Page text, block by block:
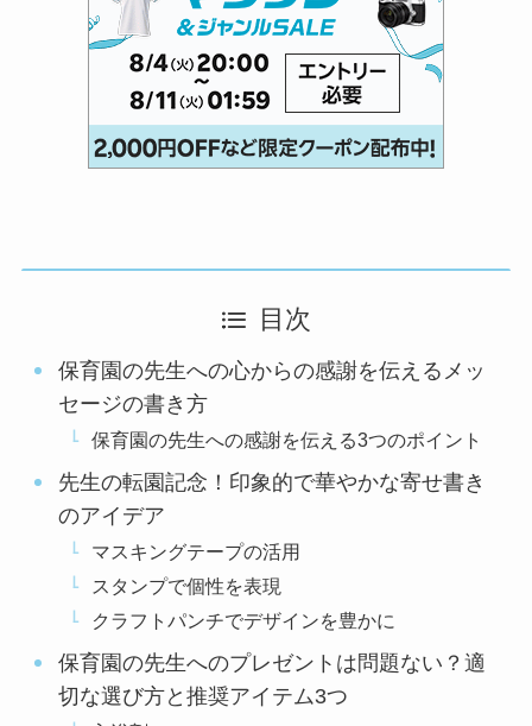
目次
保育園の先生への心からの感謝を伝えるメッ
セージの書き方
保育園の先生への感謝を伝える3つのポイント
先生の転園記念！印象的で華やかな寄せ書き
のアイデア
マスキングテープの活用
スタンプで個性を表現
クラフトパンチでデザインを豊かに
保育園の先生へのプレゼントは問題ない？適
切な選び方と推奨アイテム3つ